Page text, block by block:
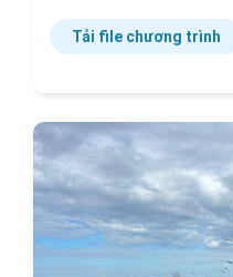
Tải file chương trình